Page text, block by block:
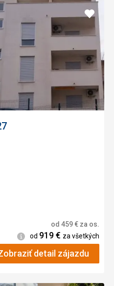
Pridať
do
od 459€ za os.
Informácie
od 919€ za všetkých
detail zájazdu